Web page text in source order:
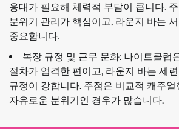
응대가 필요해 체력적 부담이 큽니다.
분위기 관리가 핵심이고, 라운지 바는
중요합니다.
복장 규정 및 근무 문화: 나이트클럽
절차가 엄격한 편이고, 라운지 바는 세
규정이 강합니다. 주점은 비교적 캐주
자유로운 분위기인 경우가 많습니다.